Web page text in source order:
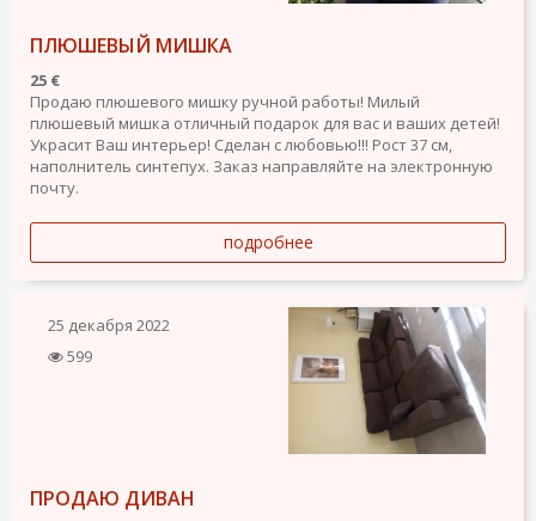
ПЛЮШЕВЫЙ МИШКА
25 €
Продаю плюшевого мишку ручной работы! Милый
плюшевый мишка отличный подарок для вас и ваших детей!
Украсит Ваш интерьер! Сделан с любовью!!! Рост 37 см,
наполнитель синтепух. Заказ направляйте на электронную
почту.
подробнее
25 декабря 2022
599
ПРОДАЮ ДИВАН